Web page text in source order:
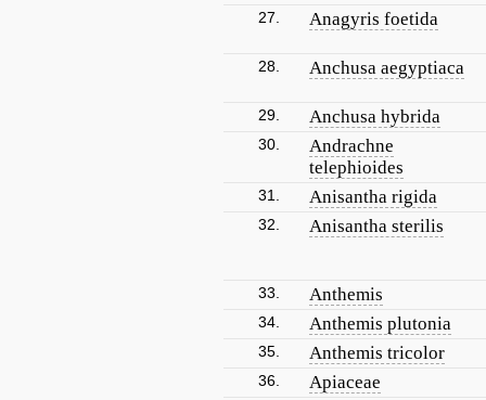
27. Anagyris foetida
28. Anchusa aegyptiaca
29. Anchusa hybrida
30.
Andrachne
telephioides
31. Anisantha rigida
32. Anisantha sterilis
33. Anthemis
34. Anthemis plutonia
35. Anthemis tricolor
36. Apiaceae